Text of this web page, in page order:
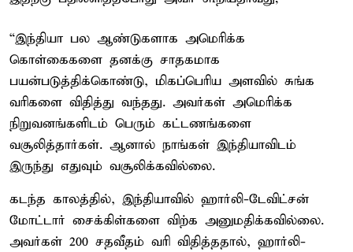
“இந்தியா பல ஆண்டுகளாக அமெரிக்க
கொள்கைகளை தனக்கு சாதகமாக
பயன்படுத்திக்கொண்டு, மிகப்பெரிய அளவில் சுங்க
வரிகளை விதித்து வந்தது. அவர்கள் அமெரிக்க
நிறுவனங்களிடம் பெரும் கட்டணங்களை
வசூலித்தார்கள். ஆனால் நாங்கள் இந்தியாவிடம்
இருந்து எதுவும் வசூலிக்கவில்லை.
கடந்த காலத்தில், இந்தியாவில் ஹார்லி-டேவிட்சன்
மோட்டார் சைக்கிள்களை விற்க அனுமதிக்கவில்லை.
அவர்கள் 200 சதவீதம் வரி விதித்ததால், ஹார்லி-